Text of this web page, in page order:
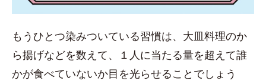
もうひとつ染みついている習慣は、大皿料理のか
ら揚げなどを数えて、１人に当たる量を超えて誰
かが食べていないか目を光らせることでしょう